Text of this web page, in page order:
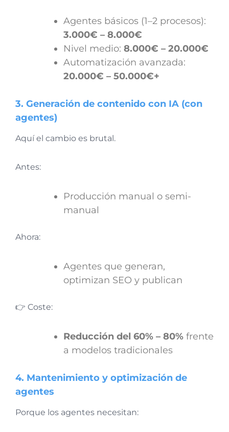
Agentes básicos (1–2 procesos):
3.000€ – 8.000€
Nivel medio: 8.000€ – 20.000€
Automatización avanzada:
20.000€ – 50.000€+
3. Generación de contenido con IA (con
agentes)
Aquí el cambio es brutal.
Antes:
Producción manual o semi-
manual
Ahora:
Agentes que generan,
optimizan SEO y publican
👉 Coste:
Reducción del 60% – 80% frente
a modelos tradicionales
4. Mantenimiento y optimización de
agentes
Porque los agentes necesitan: